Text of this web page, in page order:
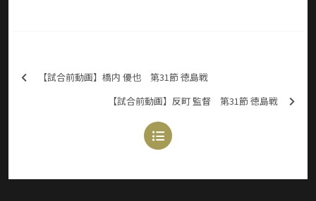
【試合前動画】橋内 優也 第31節 徳島戦
【試合前動画】反町 監督 第31節 徳島戦